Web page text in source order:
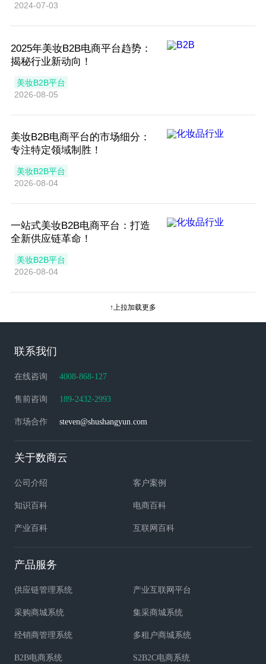
2024-07-03
2025年美妆B2B电商平台趋势：
揭秘行业新动向！
美妆B2B平台
2026-08-05
美妆B2B电商平台的市场细分：
专注特定领域制胜！
美妆B2B平台
2026-08-04
一站式美妆B2B电商平台：打造
全新供应链革命！
美妆B2B平台
2026-08-04
↑上拉加载更多
联系我们
在线咨询 4008-868-127
售前咨询 189-2432-2993
市场合作 steven@shushangyun.com
关于数商云
公司介绍 客户案例
知识百科 电商百科
产业百科 互联网百科
产品服务
供应链管理系统 产业互联网平台
采购商城系统 集采商城系统
经销商管理系统 多租户商城系统
B2B电商系统 S2B2C电商系统